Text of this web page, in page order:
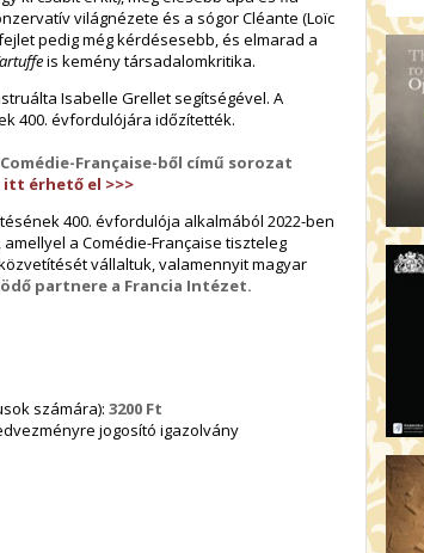
világnézete és a sógor Cléante (Loïc
pedig még kérdésesebb, és elmarad a
is kemény társadalomkritika.
Isabelle Grellet segítségével. A
400. évfordulójára időzítették.
Française-ből című sorozat
érhető el >>>
400. évfordulója alkalmából 2022-ben
a Comédie-Française tiszteleg
vállaltuk, valamennyit magyar
partnere a Francia Intézet.
számára): 3200 Ft
jogosító igazolvány